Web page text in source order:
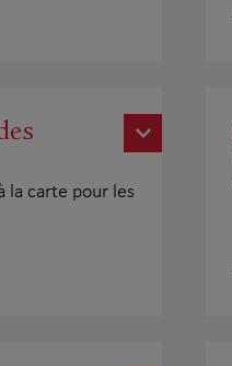
la carte pour les